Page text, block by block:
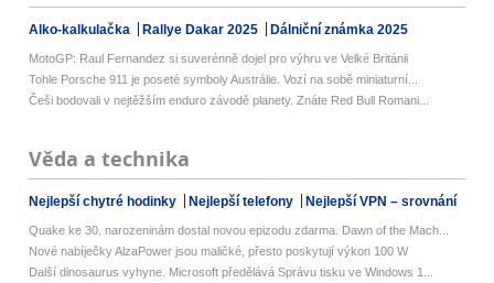
Alko-kalkulačka Rallye Dakar 2025 Dálniční známka 2025
MotoGP: Raul Fernandez si suverénně dojel pro výhru ve Velké Británii
Tohle Porsche 911 je poseté symboly Austrálie. Vozí na sobě miniaturní...
Češi bodovali v nejtěžším enduro závodě planety. Znáte Red Bull Romani...
Věda a technika
Nejlepší chytré hodinky Nejlepší telefony Nejlepší VPN – srovnání
Quake ke 30. narozeninám dostal novou epizodu zdarma. Dawn of the Mach...
Nové nabíječky AlzaPower jsou maličké, přesto poskytují výkon 100 W
Další dinosaurus vyhyne. Microsoft předělává Správu tisku ve Windows 1...